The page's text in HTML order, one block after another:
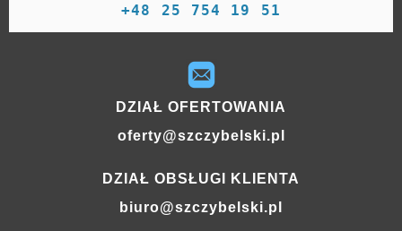
+48 25 754 19 51
DZIAŁ OFERTOWANIA
oferty@szczybelski.pl
DZIAŁ OBSŁUGI KLIENTA
biuro@szczybelski.pl